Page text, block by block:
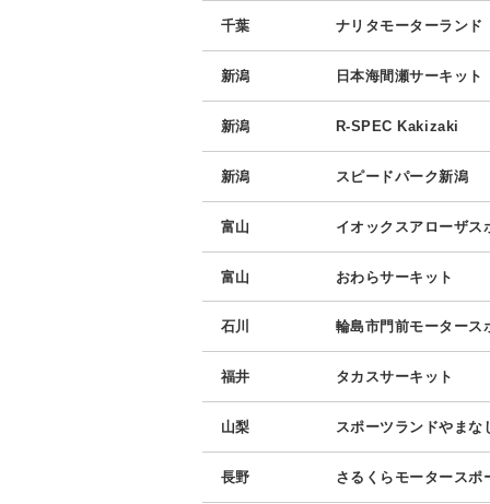
千葉 ナリタモーターランド
新潟 日本海間瀬サーキット
新潟 R-SPEC Kakizaki
新潟 スピードパーク新潟
富山 イオックスアローザス
富山 おわらサーキット
石川 輪島市門前モータース
福井 タカスサーキット
山梨 スポーツランドやまな
長野 さるくらモータースポ